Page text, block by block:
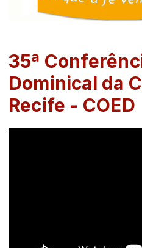
35ª
Dominical da
Recife - COED